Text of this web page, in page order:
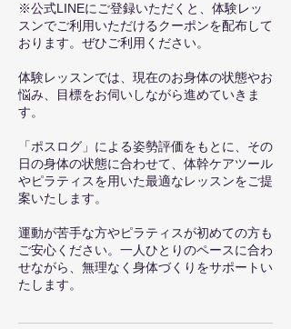
※公式LINEにご登録いただくと、体験レッ
スンでご利用いただけるクーポンを配布して
おります。ぜひご利用ください。
体験レッスンでは、現在のお身体の状態やお
悩み、目標をお伺いしながら進めていきま
す。
「ポスログ」による姿勢評価をもとに、その
日の身体の状態に合わせて、体幹ケアツール
やピラティスを用いた最適なレッスンをご提
案いたします。
運動が苦手な方やピラティスが初めての方も
ご安心ください。一人ひとりのペースに合わ
せながら、無理なく身体づくりをサポートい
たします。